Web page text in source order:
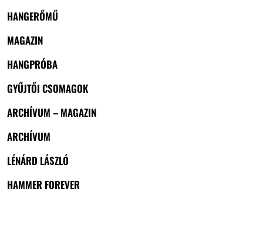
HANGERŐMŰ
MAGAZIN
HANGPRÓBA
GYŰJTŐI CSOMAGOK
ARCHÍVUM – MAGAZIN
ARCHÍVUM
LÉNÁRD LÁSZLÓ
HAMMER FOREVER